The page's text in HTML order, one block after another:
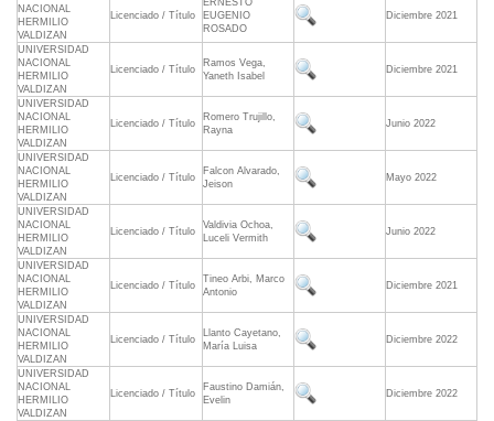
NACIONAL
HERMILIO
VALDIZAN
Licenciado / Título
ERNESTO
EUGENIO
ROSADO
Diciembre 2021
UNIVERSIDAD
NACIONAL
HERMILIO
VALDIZAN
Licenciado / Título
Ramos Vega,
Yaneth Isabel
Diciembre 2021
UNIVERSIDAD
NACIONAL
HERMILIO
VALDIZAN
Licenciado / Título
Romero Trujillo,
Rayna
Junio 2022
UNIVERSIDAD
NACIONAL
HERMILIO
VALDIZAN
Licenciado / Título
Falcon Alvarado,
Jeison
Mayo 2022
UNIVERSIDAD
NACIONAL
HERMILIO
VALDIZAN
Licenciado / Título
Valdivia Ochoa,
Luceli Vermith
Junio 2022
UNIVERSIDAD
NACIONAL
HERMILIO
VALDIZAN
Licenciado / Título
Tineo Arbi, Marco
Antonio
Diciembre 2021
UNIVERSIDAD
NACIONAL
HERMILIO
VALDIZAN
Licenciado / Título
Llanto Cayetano,
María Luisa
Diciembre 2022
UNIVERSIDAD
NACIONAL
HERMILIO
VALDIZAN
Licenciado / Título
Faustino Damián,
Evelin
Diciembre 2022